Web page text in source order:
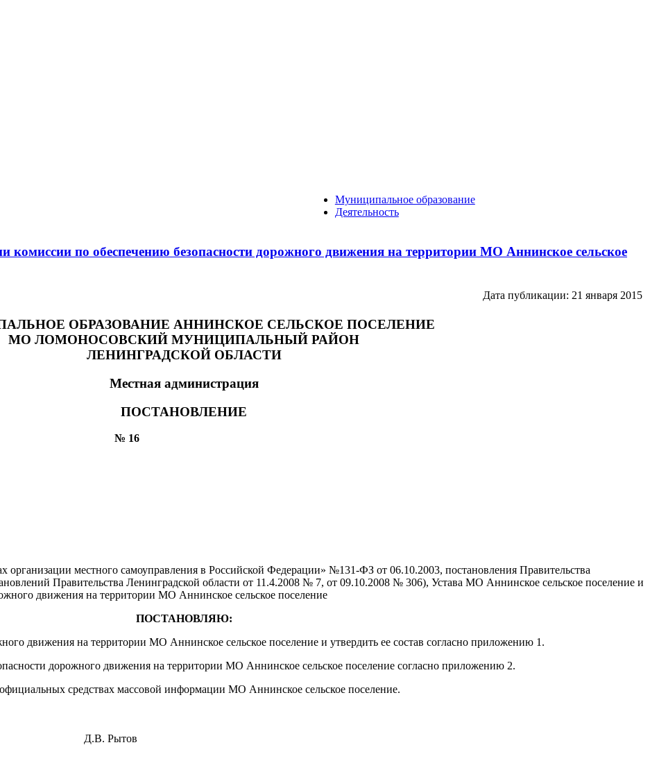
Муниципальное образование
Деятельность
комиссии по обеспечению безопасности дорожного движения на территории МО Аннинское сельское
Дата публикации: 21 января 2015
ОБРАЗОВАНИЕ АННИНСКОЕ СЕЛЬСКОЕ ПОСЕЛЕНИЕ
МО ЛОМОНОСОВСКИЙ МУНИЦИПАЛЬНЫЙ РАЙОН
ЛЕНИНГРАДСКОЙ ОБЛАСТИ
Местная администрация
ПОСТАНОВЛЕНИЕ
№ 16
местного самоуправления в Российской Федерации» №131-ФЗ от 06.10.2003, постановления Правительства
Правительства Ленинградской области от 11.4.2008 № 7, от 09.10.2008 № 306), Устава МО Аннинское сельское поселение и
движения на территории МО Аннинское сельское поселение
ПОСТАНОВЛЯЮ:
движения на территории МО Аннинское сельское поселение и утвердить ее состав согласно приложению 1.
дорожного движения на территории МО Аннинское сельское поселение согласно приложению 2.
средствах массовой информации МО Аннинское сельское поселение.
Д.В. Рытов